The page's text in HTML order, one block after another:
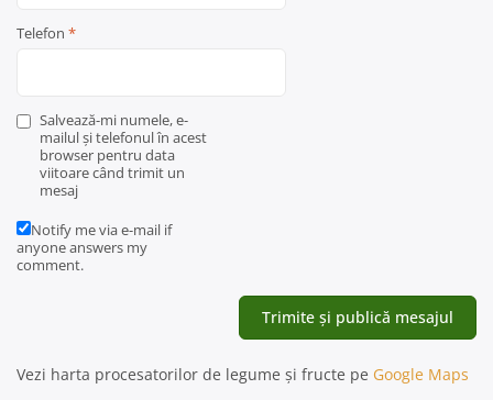
Telefon *
Salvează-mi numele, e-
mailul și telefonul în acest
browser pentru data
viitoare când trimit un
mesaj
Notify me via e-mail if
anyone answers my
comment.
Vezi harta procesatorilor de legume și fructe pe Google Maps